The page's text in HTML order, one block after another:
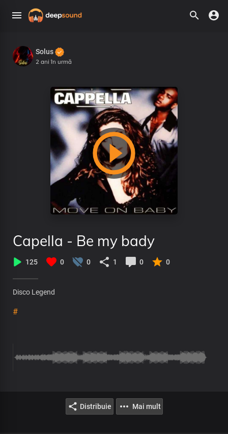
Solus
2 ani în urmă
Capella - Be my bady
125 0 0 1 0 0
Disco Legend
#
Distribuie Mai mult